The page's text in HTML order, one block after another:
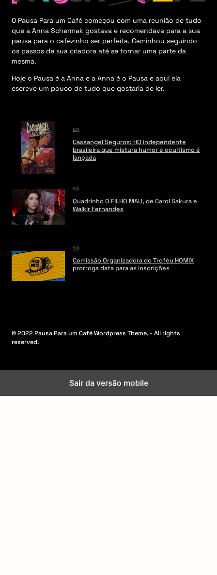
O Pausa Para um Café começou com uma reunião de tudo
que a Anna Schermak gostava e recomendava para a sua
pausa para o cafezinho ser perfeita. Caminhou seguindo
os passos de sua criadora até se tornar uma parte da
mesma.
Hoje o Pausa é a Anna e a Anna é o Pausa e aqui ela
escreve um pouco de tudo que gostaria de ler.
HQ
Cassangel Seguros: HQ independente
brasileira que mistura humor e ocultismo é
lançada
HQ
Quadrinho O FILHO MAU, de Carol Sakura e
Walkir Fernandes
HQ
Comissão Organizadora do Troféu HQMIX
prorroga data para as inscrições
© 2022 Pausa Para um Café Wordpress Theme, - All rights
reserved.
Sair da versão mobile